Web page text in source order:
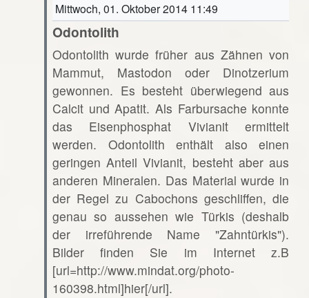
Mittwoch, 01. Oktober 2014 11:49
Odontolith
Odontolith wurde früher aus Zähnen von
Mammut, Mastodon oder Dinotzerium
gewonnen. Es besteht überwiegend aus
Calcit und Apatit. Als Farbursache konnte
das Eisenphosphat Vivianit ermittelt
werden. Odontolith enthält also einen
geringen Anteil Vivianit, besteht aber aus
anderen Mineralen. Das Material wurde in
der Regel zu Cabochons geschliffen, die
genau so aussehen wie Türkis (deshalb
der irreführende Name "Zahntürkis").
Bilder finden Sie im Internet z.B
[url=http://www.mindat.org/photo-
160398.html]hier[/url].